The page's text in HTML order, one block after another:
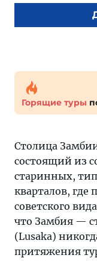
Горящие туры
Столица
состоящий из
старинных,
кварталов, где
советского
что Замбия —
(Lusaka)
притяжения